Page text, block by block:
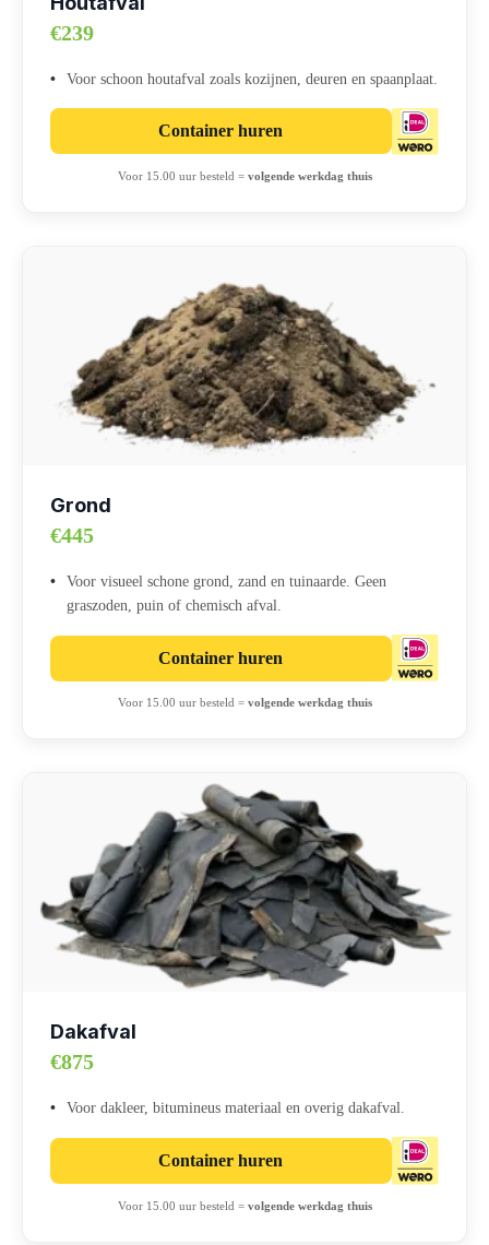
€239
Voor schoon houtafval zoals kozijnen, deuren en spaanplaat.
Container huren
Voor 15.00 uur besteld = volgende werkdag thuis
Grond
€445
Voor visueel schone grond, zand en tuinaarde. Geen
graszoden, puin of chemisch afval.
Container huren
Voor 15.00 uur besteld = volgende werkdag thuis
Dakafval
€875
Voor dakleer, bitumineus materiaal en overig dakafval.
Container huren
Voor 15.00 uur besteld = volgende werkdag thuis